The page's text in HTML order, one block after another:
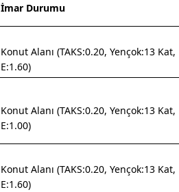
İmar Durumu
Konut Alanı (TAKS:0.20, Yençok:13 Kat,
E:1.60)
Konut Alanı (TAKS:0.20, Yençok:13 Kat,
E:1.00)
Konut Alanı (TAKS:0.20, Yençok:13 Kat,
E:1.60)